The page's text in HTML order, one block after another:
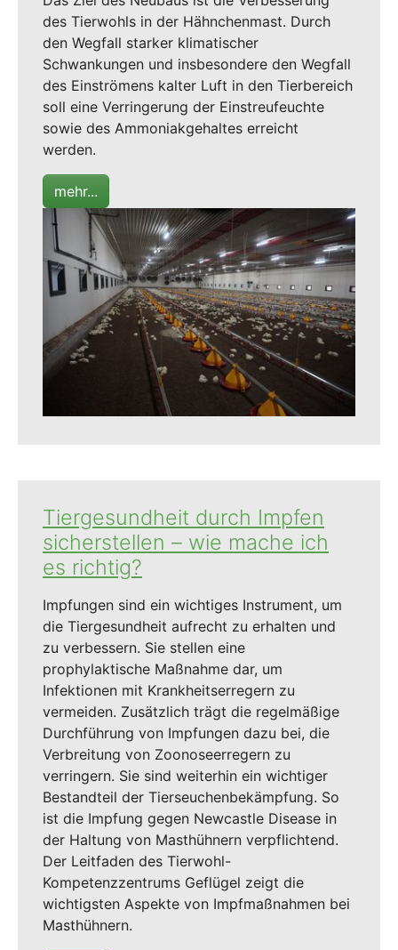
des Tierwohls in der Hähnchenmast. Durch
den Wegfall starker klimatischer
Schwankungen und insbesondere den Wegfall
des Einströmens kalter Luft in den Tierbereich
soll eine Verringerung der Einstreufeuchte
sowie des Ammoniakgehaltes erreicht
werden.
mehr...
Tiergesundheit durch Impfen
sicherstellen – wie mache ich
es richtig?
Impfungen sind ein wichtiges Instrument, um
die Tiergesundheit aufrecht zu erhalten und
zu verbessern. Sie stellen eine
prophylaktische Maßnahme dar, um
Infektionen mit Krankheitserregern zu
vermeiden. Zusätzlich trägt die regelmäßige
Durchführung von Impfungen dazu bei, die
Verbreitung von Zoonoseerregern zu
verringern. Sie sind weiterhin ein wichtiger
Bestandteil der Tierseuchenbekämpfung. So
ist die Impfung gegen Newcastle Disease in
der Haltung von Masthühnern verpflichtend.
Der Leitfaden des Tierwohl-
Kompetenzzentrums Geflügel zeigt die
wichtigsten Aspekte von Impfmaßnahmen bei
Masthühnern.